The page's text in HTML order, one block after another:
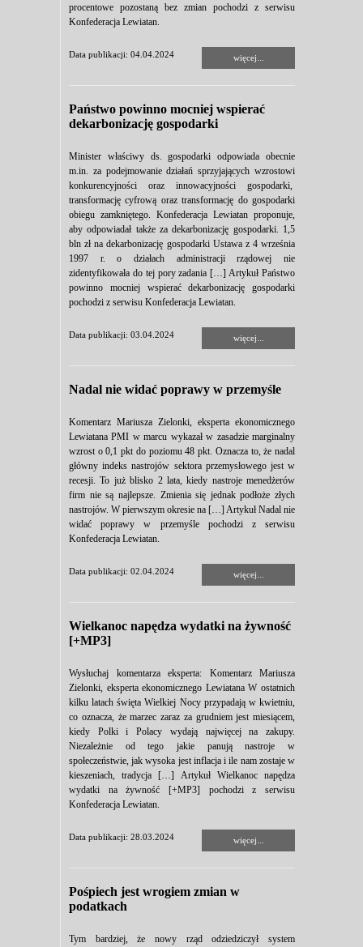
procentowe pozostaną bez zmian pochodzi z serwisu
Konfederacja Lewiatan.
Data publikacji: 04.04.2024 więcej...
Państwo powinno mocniej wspierać
dekarbonizację gospodarki
Minister właściwy ds. gospodarki odpowiada obecnie
m.in. za podejmowanie działań sprzyjających wzrostowi
konkurencyjności oraz innowacyjności gospodarki,
transformację cyfrową oraz transformację do gospodarki
obiegu zamkniętego. Konfederacja Lewiatan proponuje,
aby odpowiadał także za dekarbonizację gospodarki. 1,5
bln zł na dekarbonizację gospodarki Ustawa z 4 września
1997 r. o działach administracji rządowej nie
zidentyfikowała do tej pory zadania […] Artykuł Państwo
powinno mocniej wspierać dekarbonizację gospodarki
pochodzi z serwisu Konfederacja Lewiatan.
Data publikacji: 03.04.2024 więcej...
Nadal nie widać poprawy w przemyśle
Komentarz Mariusza Zielonki, eksperta ekonomicznego
Lewiatana PMI w marcu wykazał w zasadzie marginalny
wzrost o 0,1 pkt do poziomu 48 pkt. Oznacza to, że nadal
główny indeks nastrojów sektora przemysłowego jest w
recesji. To już blisko 2 lata, kiedy nastroje menedżerów
firm nie są najlepsze. Zmienia się jednak podłoże złych
nastrojów. W pierwszym okresie na […] Artykuł Nadal nie
widać poprawy w przemyśle pochodzi z serwisu
Konfederacja Lewiatan.
Data publikacji: 02.04.2024 więcej...
Wielkanoc napędza wydatki na żywność
[+MP3]
Wysłuchaj komentarza eksperta: Komentarz Mariusza
Zielonki, eksperta ekonomicznego Lewiatana W ostatnich
kilku latach święta Wielkiej Nocy przypadają w kwietniu,
co oznacza, że marzec zaraz za grudniem jest miesiącem,
kiedy Polki i Polacy wydają najwięcej na zakupy.
Niezależnie od tego jakie panują nastroje w
społeczeństwie, jak wysoka jest inflacja i ile nam zostaje w
kieszeniach, tradycja […] Artykuł Wielkanoc napędza
wydatki na żywność [+MP3] pochodzi z serwisu
Konfederacja Lewiatan.
Data publikacji: 28.03.2024 więcej...
Pośpiech jest wrogiem zmian w
podatkach
Tym bardziej, że nowy rząd odziedziczył system